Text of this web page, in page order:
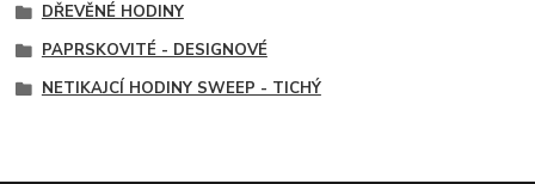
DŘEVĚNÉ HODINY
PAPRSKOVITÉ - DESIGNOVÉ
NETIKAJCÍ HODINY SWEEP - TICHÝ